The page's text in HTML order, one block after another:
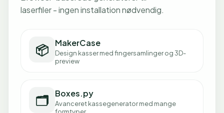
laserfiler - ingen installation nødvendig.
📦 MakerCase
Design kasser med fingersamlinger og 3D-
preview
🗂️ Boxes.py
Avanceret kassegenerator med mange
formtyper